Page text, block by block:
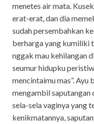
menetes air mata.
erat-erat, dan dia
sudah persembahkan
berharga yang kumiliki
nggak mau kehilangan
seumur hidupku
mencintaimu mas”. Ayu
mengambil
sela-sela vaginya yang
kenikmatannya,